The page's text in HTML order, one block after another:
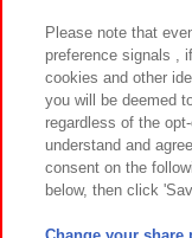
カスタマーハラスメン
Please note that
preference signals ,
cookies and other
you will be deemed
regardless of the
understand and
consent on the
below, then click